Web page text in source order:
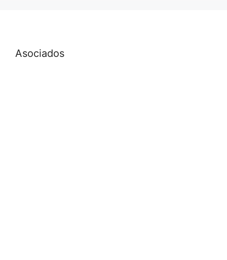
Asociados